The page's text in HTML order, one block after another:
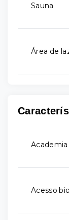
Sauna
Área de
Acesso